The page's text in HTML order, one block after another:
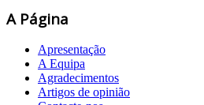
A Página
Apresentação
A Equipa
Agradecimentos
Artigos de opinião